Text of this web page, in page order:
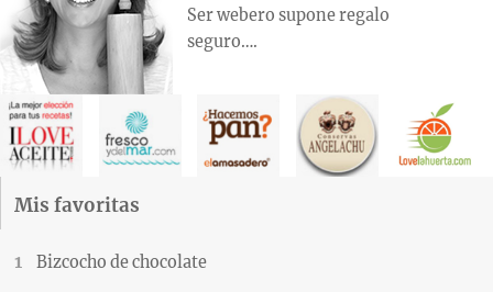
Ser webero supone regalo
seguro….
Mis favoritas
Bizcocho de chocolate